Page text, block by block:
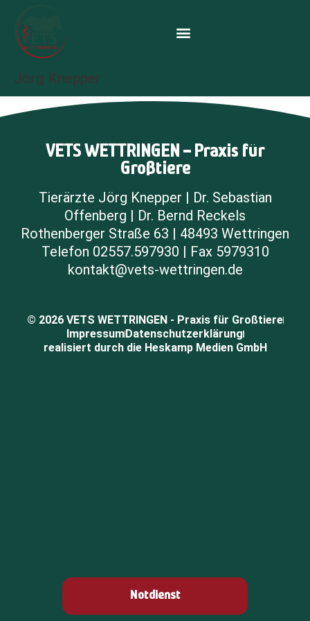
Notdienst
Jörg Knepper
VETS WETTRINGEN – Praxis für
Großtiere
Tierärzte Jörg Knepper | Dr. Sebastian
Offenberg | Dr. Bernd Reckels
Rothenberger Straße 63 | 48493 Wettringen
Telefon 02557.597930 | Fax 5979310
kontakt@vets-wettringen.de
© 2026 VETS WETTRINGEN - Praxis für Großtiere
ImpressumDatenschutzerklärung
realisiert durch die Heskamp Medien GmbH